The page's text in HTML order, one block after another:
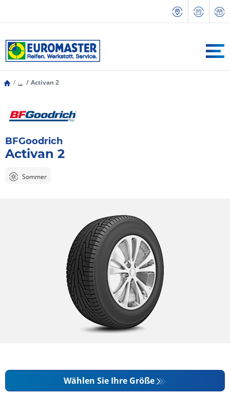
... Activan 2
BFGoodrich
Activan 2
Sommer
Wählen Sie Ihre Größe